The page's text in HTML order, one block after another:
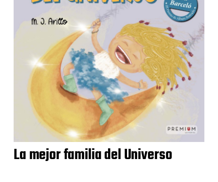
La mejor familia del Universo